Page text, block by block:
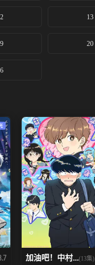
13
20
加油吧！中村...(13集)